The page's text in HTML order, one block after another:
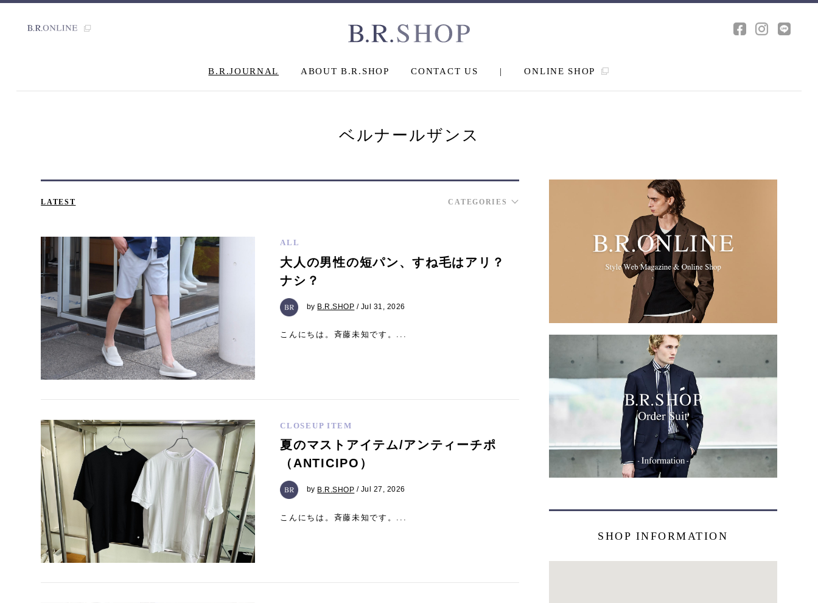
B.R.JOURNAL ABOUT B.R.SHOP CONTACT US | ONLINE SHOP
ベルナールザンス
LATEST CATEGORIES
ALL
大人の男性の短パン、すね毛はアリ？
ナシ？
by B.R.SHOP / Jul 31, 2026
こんにちは。斉藤未知です。...
CLOSEUP ITEM
夏のマストアイテム/アンティーチポ
（ANTICIPO）
by B.R.SHOP / Jul 27, 2026
こんにちは。斉藤未知です。...
SHOP INFORMATION